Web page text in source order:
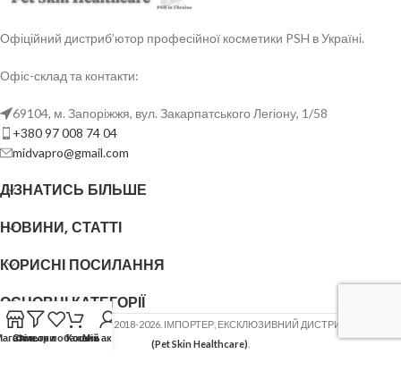
Офіційний дистриб’ютор професійної косметики PSH в Україні.
Офіс-склад та контакти:
69104, м. Запоріжжя, вул. Закарпатського Легіону, 1/58
+380 97 008 74 04
midvapro@gmail.com
ДІЗНАТИСЬ БІЛЬШЕ
НОВИНИ, СТАТТІ
КОРИСНІ ПОСИЛАННЯ
ОСНОВНІ КАТЕГОРІЇ
ФОП ШОВГЕНЮК Ю.В. 2018-2026. ІМПОРТЕР, ЕКСКЛЮЗИВНИЙ ДИСТРИБ'ЮТОР
(Pet Skin Healthcare)
Фільтри
Список побажань
КошикМій акаунт